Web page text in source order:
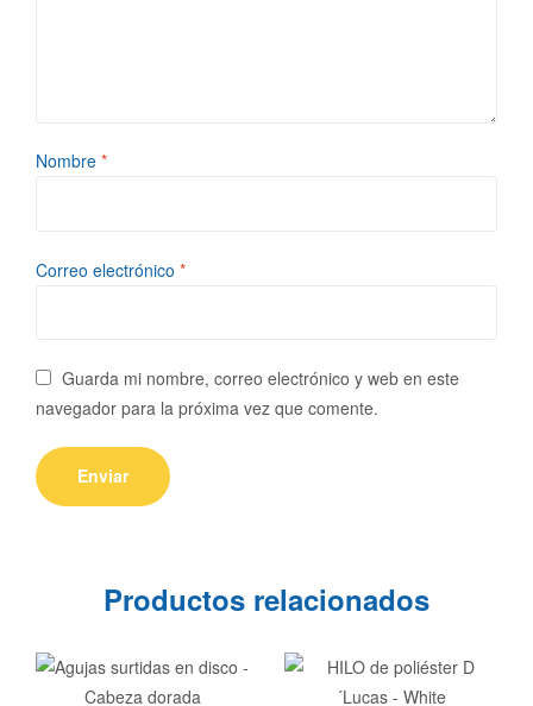
Nombre *
Correo electrónico *
Guarda mi nombre, correo electrónico y web en este
navegador para la próxima vez que comente.
Productos relacionados